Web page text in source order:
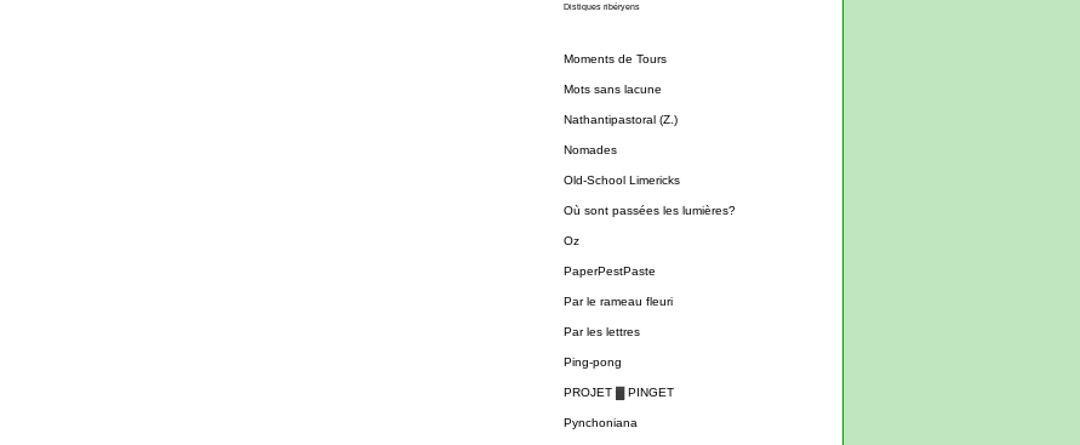
Distiques ribéryens
Moments de Tours
Mots sans lacune
Nathantipastoral (Z.)
Nomades
Old-School Limericks
Où sont passées les lumières?
Oz
PaperPestPaste
Par le rameau fleuri
Par les lettres
Ping-pong
PROJET ▓ PINGET
Pynchoniana